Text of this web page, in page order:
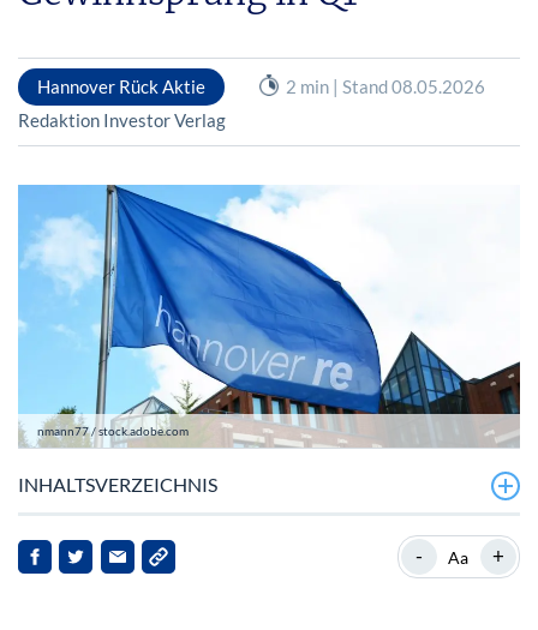
Hannover Rück Aktie
2 min | Stand 08.05.2026
Redaktion Investor Verlag
nmann77 / stock.adobe.com
INHALTSVERZEICHNIS
Rückenwind durch entspannte Großschadenlage
- Aa +